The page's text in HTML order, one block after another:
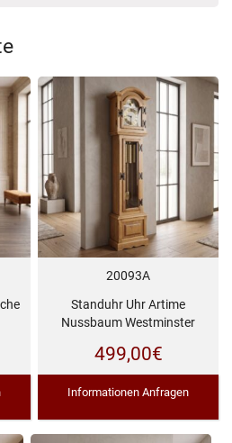
20093A
Standuhr Uhr Artime
Nussbaum Westminster
499,00€
Informationen Anfragen